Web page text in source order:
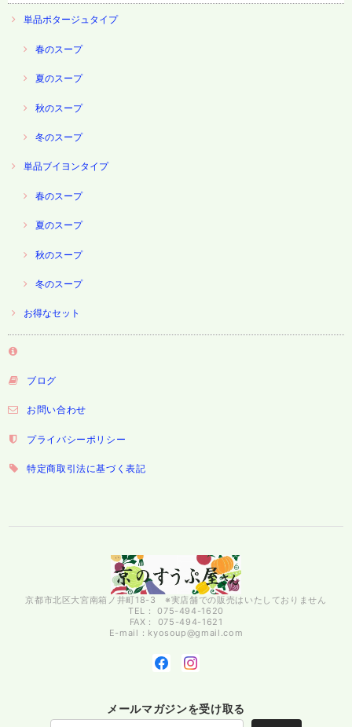
単品ポタージュタイプ
春のスープ
夏のスープ
秋のスープ
冬のスープ
単品ブイヨンタイプ
春のスープ
夏のスープ
秋のスープ
冬のスープ
お得なセット
ブログ
お問い合わせ
プライバシーポリシー
特定商取引法に基づく表記
京都市北区大宮南箱ノ井町18-3 ※実店舗での販売はいたしておりません
TEL： 075-494-1620
FAX： 075-494-1621
E-mail： kyosoup@gmail.com
メールマガジンを受け取る